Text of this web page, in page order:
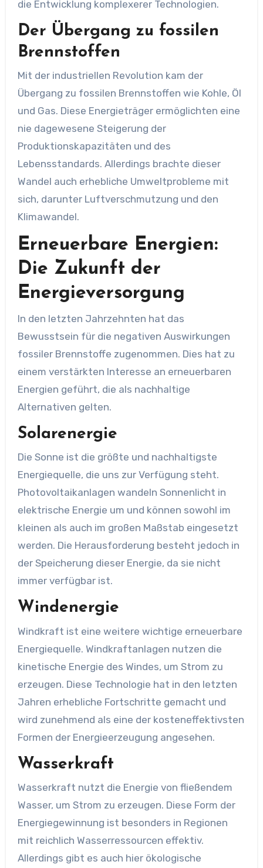
die Entwicklung komplexerer Technologien.
Der Übergang zu fossilen
Brennstoffen
Mit der industriellen Revolution kam der
Übergang zu fossilen Brennstoffen wie Kohle, Öl
und Gas. Diese Energieträger ermöglichten eine
nie dagewesene Steigerung der
Produktionskapazitäten und des
Lebensstandards. Allerdings brachte dieser
Wandel auch erhebliche Umweltprobleme mit
sich, darunter Luftverschmutzung und den
Klimawandel.
Erneuerbare Energien:
Die Zukunft der
Energieversorgung
In den letzten Jahrzehnten hat das
Bewusstsein für die negativen Auswirkungen
fossiler Brennstoffe zugenommen. Dies hat zu
einem verstärkten Interesse an erneuerbaren
Energien geführt, die als nachhaltige
Alternativen gelten.
Solarenergie
Die Sonne ist die größte und nachhaltigste
Energiequelle, die uns zur Verfügung steht.
Photovoltaikanlagen wandeln Sonnenlicht in
elektrische Energie um und können sowohl im
kleinen als auch im großen Maßstab eingesetzt
werden. Die Herausforderung besteht jedoch in
der Speicherung dieser Energie, da sie nicht
immer verfügbar ist.
Windenergie
Windkraft ist eine weitere wichtige erneuerbare
Energiequelle. Windkraftanlagen nutzen die
kinetische Energie des Windes, um Strom zu
erzeugen. Diese Technologie hat in den letzten
Jahren erhebliche Fortschritte gemacht und
wird zunehmend als eine der kosteneffektivsten
Formen der Energieerzeugung angesehen.
Wasserkraft
Wasserkraft nutzt die Energie von fließendem
Wasser, um Strom zu erzeugen. Diese Form der
Energiegewinnung ist besonders in Regionen
mit reichlich Wasserressourcen effektiv.
Allerdings gibt es auch hier ökologische